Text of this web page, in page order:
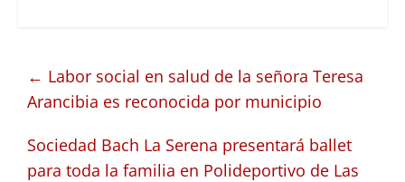
← Labor social en salud de la señora Teresa
Arancibia es reconocida por municipio
Sociedad Bach La Serena presentará ballet
para toda la familia en Polideportivo de Las